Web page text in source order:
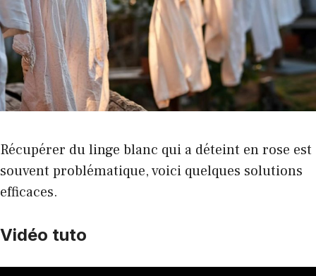
Récupérer du linge blanc qui a déteint en rose est
souvent problématique, voici quelques solutions
efficaces.
Vidéo tuto